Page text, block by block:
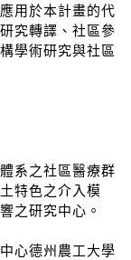
用於本計畫的代
究轉譯、社區參
學術研究與社區
系之社區醫療群
特色之介入模
之研究中心。
心德州農工大學